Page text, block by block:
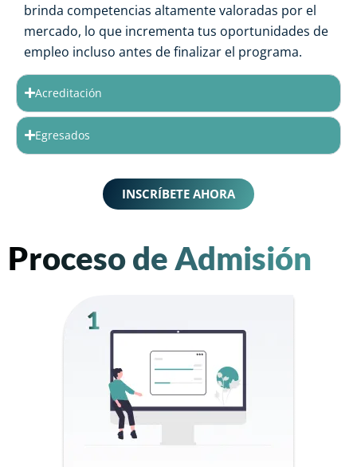
brinda competencias altamente valoradas por el
mercado, lo que incrementa tus oportunidades de
empleo incluso antes de finalizar el programa.
Acreditación
Egresados
INSCRÍBETE AHORA
Proceso de Admisión